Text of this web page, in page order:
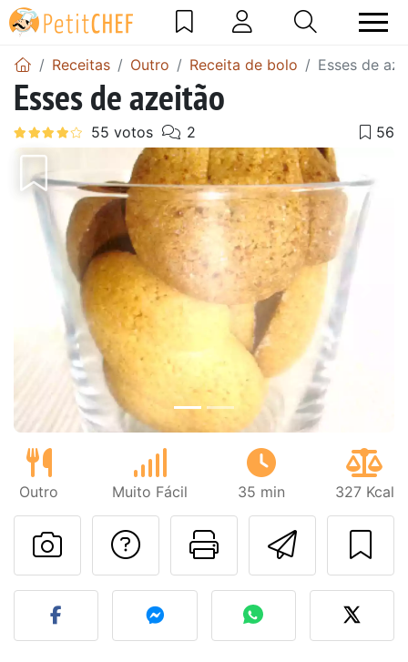
Receitas Outro Receita de bolo Esses de
Esses de azeitão
Anterior
Outro Muito Fácil 35 min 327 Kcal
Imprima
Falar com o autor
Fez esta receita?